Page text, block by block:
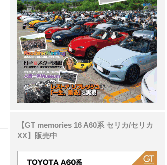
【GT memories 16 A60系 セリカ/セリカ
XX】販売中